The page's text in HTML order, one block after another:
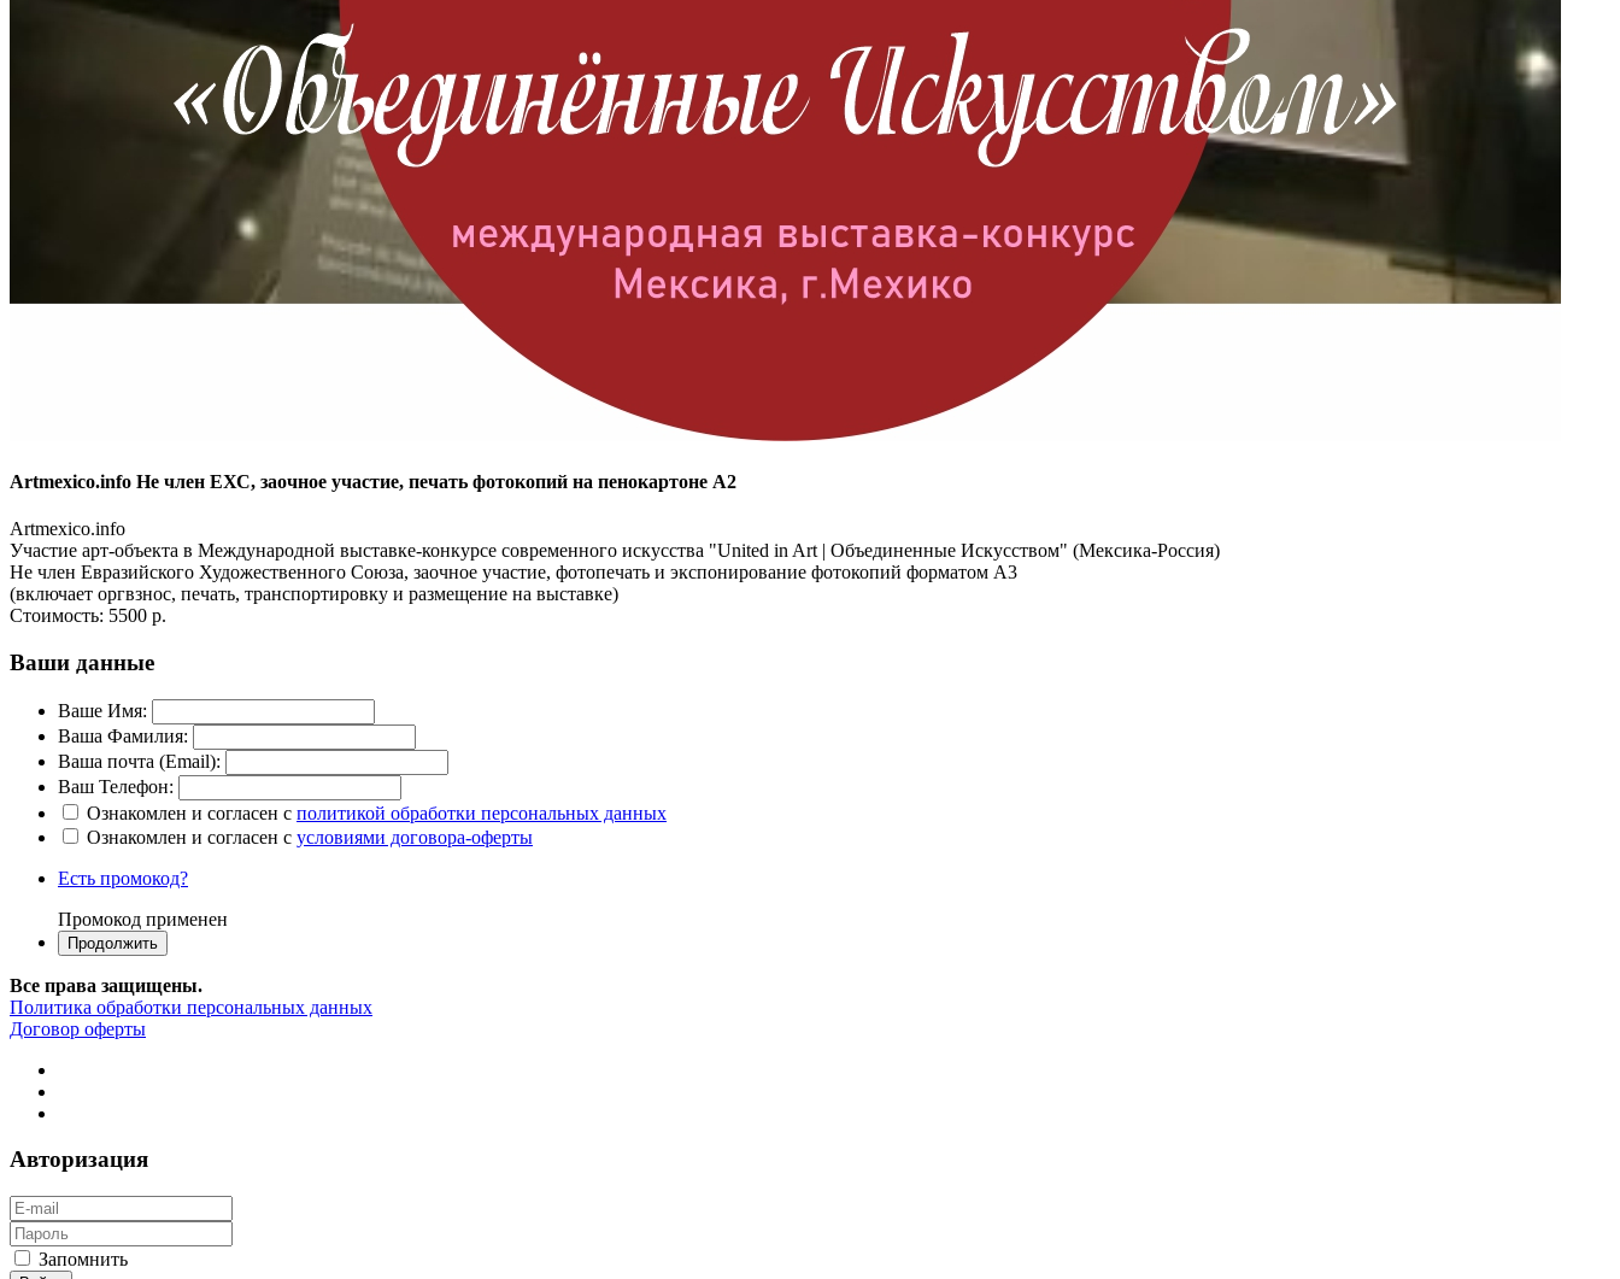
Artmexico.info Не член ЕХС, заочное участие, печать фотокопий на пенокартоне А2
Artmexico.info
Участие арт-объекта в Международной выставке-конкурсе современного искусства "United in Art | Объединенные Искусством" (Мексика-Россия)
Не член Евразийского Художественного Союза, заочное участие, фотопечать и экспонирование фотокопий форматом А3
(включает оргвзнос, печать, транспортировку и размещение на выставке)
Стоимость: 5500 р.
Ваши данные
Ваше Имя:
Ваша Фамилия:
Ваша почта (Email):
Ваш Телефон:
Ознакомлен и согласен с политикой обработки персональных данных
Ознакомлен и согласен с условиями договора-оферты
Есть промокод?
Промокод применен
Все права защищены.
Политика обработки персональных данных
Договор оферты
Авторизация
Запомнить